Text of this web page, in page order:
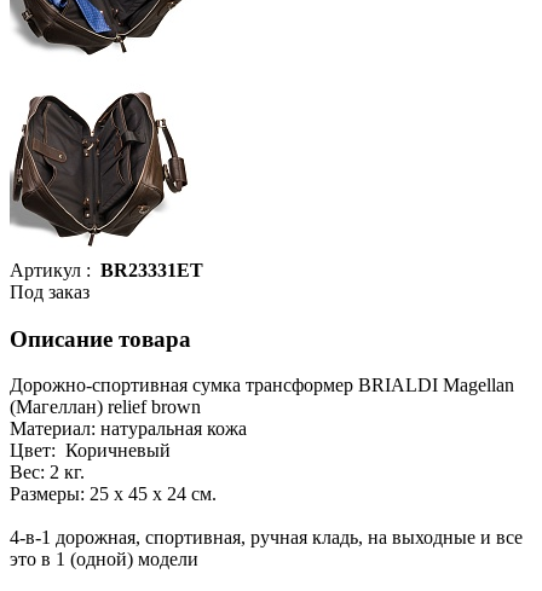
Артикул : BR23331ET
Под заказ
Описание товара
Дорожно-спортивная сумка трансформер BRIALDI Magellan
(Магеллан) relief brown
Материал: натуральная кожа
Цвет: Коричневый
Вес: 2 кг.
Размеры: 25 х 45 х 24 см.
4-в-1 дорожная, спортивная, ручная кладь, на выходные и все
это в 1 (одной) модели